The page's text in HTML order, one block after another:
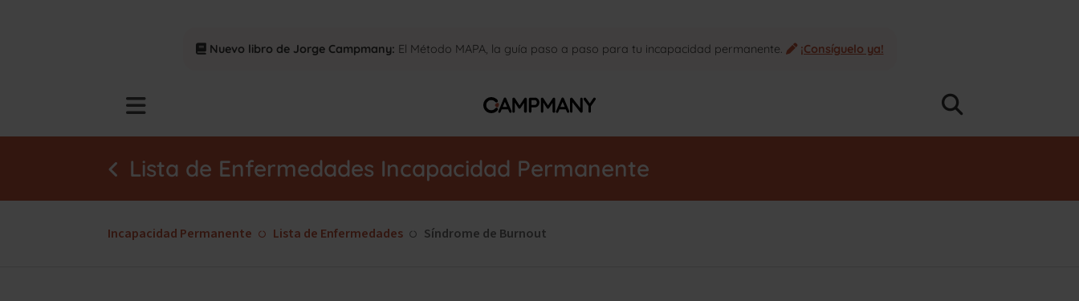
Nuevo libro de Jorge Campmany: El Método MAPA, la guía paso a paso para tu incapacidad permanente. ¡Consíguelo ya!
Lista de Enfermedades Incapacidad Permanente
Incapacidad Permanente Lista de Enfermedades Síndrome de Burnout